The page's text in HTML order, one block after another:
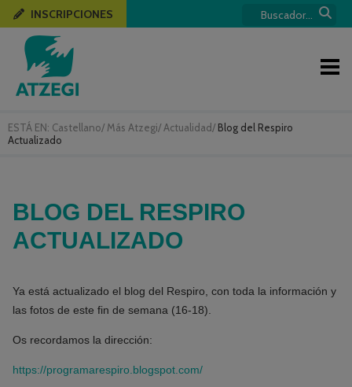
ESTÁ EN: Castellano/ Más Atzegi/ Actualidad/ Blog del Respiro
Actualizado
INSCRIPCIONES
BLOG DEL RESPIRO
ACTUALIZADO
Ya está actualizado el blog del Respiro, con toda la información y
las fotos de este fin de semana (16-18).
Os recordamos la dirección:
https://programarespiro.blogspot.com/